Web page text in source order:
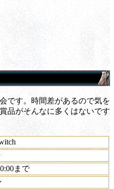
です。時間差があるので気を
品がそんなに多くはないです
まで